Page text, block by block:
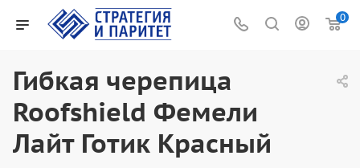
0
Гибкая черепица
Roofshield Фемели
Лайт Готик Красный